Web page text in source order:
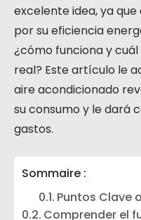
excelente idea, ya
por su eficiencia
¿cómo funciona y
real? Este artículo le
aire acondicionado
su consumo y le dará
gastos.
Sommaire :
Puntos Clave
Comprender el